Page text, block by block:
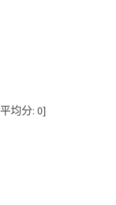
平均分: 0]